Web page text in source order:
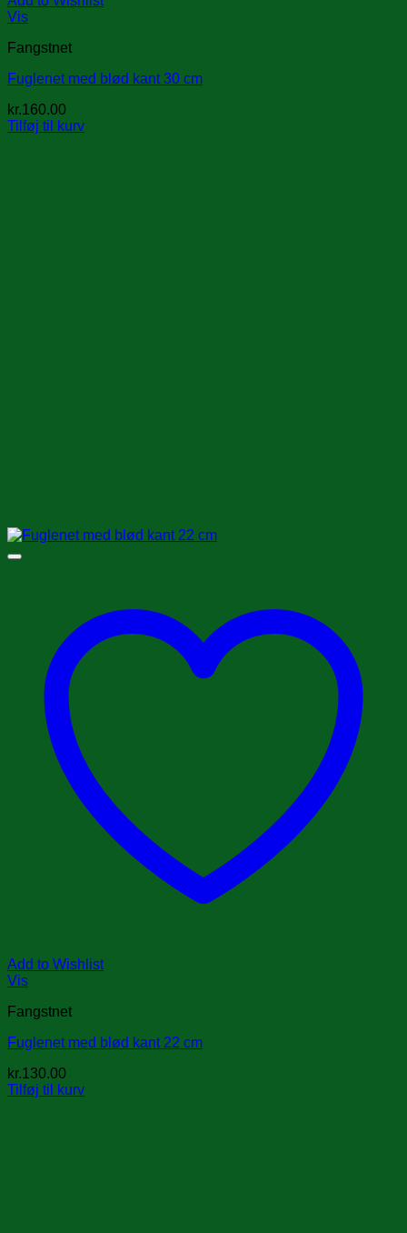
Vis
Fangstnet
Fuglenet med blød kant 30 cm
kr.160.00
Tilføj til kurv
Add to Wishlist
Vis
Fangstnet
Fuglenet med blød kant 22 cm
kr.130.00
Tilføj til kurv